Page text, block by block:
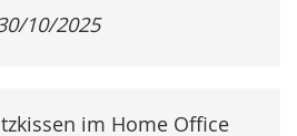
10/2025
im Home Office